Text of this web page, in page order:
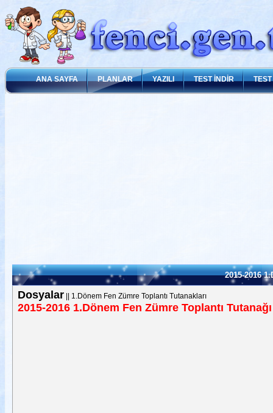
ANA SAYFA PLANLAR YAZILI TEST İNDİR
2015-2016
Dosyalar|| 1.Dönem Fen Zümre Toplantı Tutanakları
2015-2016 1.Dönem Fen Zümre Toplantı Tutanağı